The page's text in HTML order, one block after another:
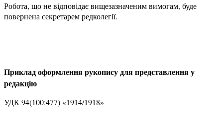
Робота, що не відповідає вищезазначеним вимогам, буде
повернена секретарем редколегії.
Приклад оформлення рукопису для представлення у
редакцію
УДК 94(100:477) «1914/1918»